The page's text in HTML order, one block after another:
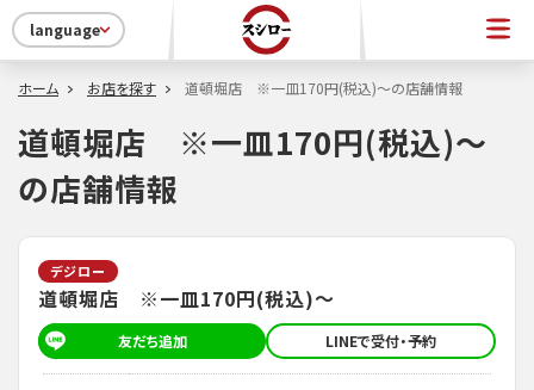
language
ホーム お店を探す 道頓堀店 ※一皿170円(税込)～の店舗情報
道頓堀店 ※一皿170円(税込)～
の店舗情報
デジロー
道頓堀店 ※一皿170円(税込)～
友だち追加 LINEで受付・予約